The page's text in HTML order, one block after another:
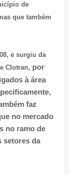
de
que também
e surgiu da
Clotran, por
à área
faz
no mercado
no ramo de
setores da